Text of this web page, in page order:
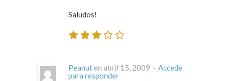
Saludos!
Peanut en abril 15, 2009 · Accede
para responder